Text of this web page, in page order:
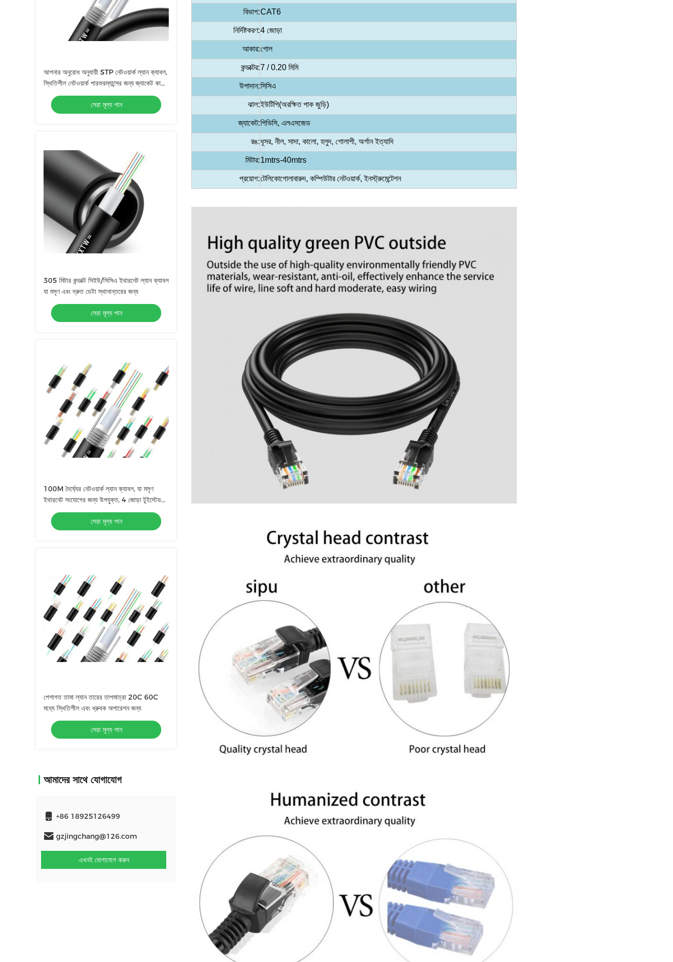
আপনার অনুরোধ অনুযায়ী STP নেটওয়ার্ক ল্যান ক্যাবল,
স্থিতিশীল নেটওয়ার্ক পারফরম্যান্সের জন্য জ্যাকেট কালার
কন্ডাক্টর CU/CCA
সেরা মূল্য পান
305 মিটার কন্ডাক্ট সিইউ/সিসিএ ইথারনেট ল্যান ক্যাবল
যা মসৃণ এবং দ্রুত ডেটা স্থানান্তরের জন্য
সেরা মূল্য পান
100M দৈর্ঘ্যের নেটওয়ার্ক ল্যান ক্যাবল, যা মসৃণ
ইথারনেট সংযোগের জন্য উপযুক্ত, 4 জোড়া টুইস্টেড
পেয়ার গঠন
সেরা মূল্য পান
পেশাগত তামা ল্যান তারের তাপমাত্রা 20C 60C
মধ্যে স্থিতিশীল এবং ধ্রুবক অপারেশন জন্য
সেরা মূল্য পান
আমাদের সাথে যোগাযোগ
+86 18925126499
gzjingchang@126.com
এখনই যোগাযোগ করুন
বিভাগ:CAT6
নির্দিষ্টকরণ:4 জোড়া
আকার:গোল
কন্ডাক্টর:7 / 0.20 মিমি
উপাদান:সিসিএ
ঝাল:ইউটিপি(অরক্ষিত পাক জুড়ি)
জ্যাকেট:পিভিসি, এলএসজেড
রঙ:ধূসর, নীল, সাদা, কালো, হলুদ, গোলাপী, অর্গান ইত্যাদি
মিটার:1mtrs-40mtrs
প্রয়োগ:টেলিকোগোলাবারুদ, কম্পিউটার নেটওয়ার্ক, ইনস্ট্রুমেন্টেশন